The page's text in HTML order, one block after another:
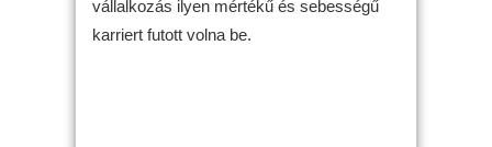
vállalkozás ilyen mértékű és sebességű
karriert futott volna be.